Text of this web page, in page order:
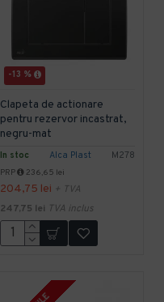
-13 %
In stoc Alca Plast M278
Clapeta de actionare
pentru rezervor incastrat,
negru-mat
PRP 236,65 lei
204,75 lei + TVA
247,75 lei TVA inclus